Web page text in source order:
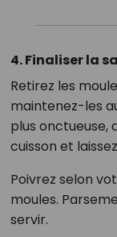
4. Finaliser la
Retirez les
maintenez-les
plus onctueuse,
cuisson et
Poivrez selon
moules.
servir.